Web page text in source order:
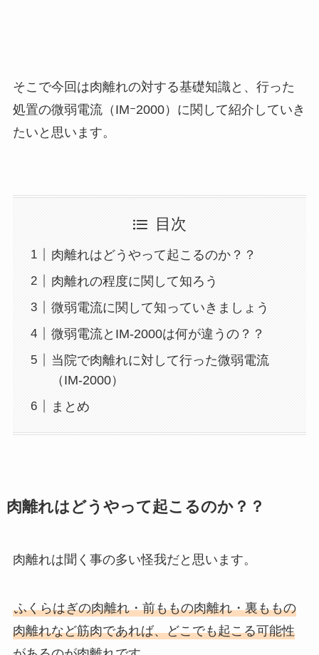
そこで今回は肉離れの対する基礎知識と、行った
処置の微弱電流（IMｰ2000）に関して紹介していき
たいと思います。
目次
肉離れはどうやって起こるのか？？
肉離れの程度に関して知ろう
微弱電流に関して知っていきましょう
微弱電流とIM-2000は何が違うの？？
当院で肉離れに対して行った微弱電流
（IM-2000）
まとめ
肉離れはどうやって起こるのか？？
肉離れは聞く事の多い怪我だと思います。
ふくらはぎの肉離れ・前ももの肉離れ・裏ももの
肉離れなど筋肉であれば、どこでも起こる可能性